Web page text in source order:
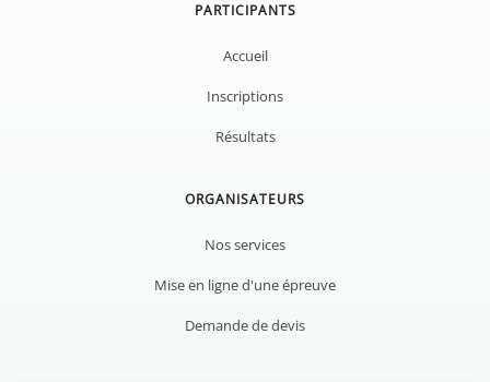
PARTICIPANTS
Accueil
Inscriptions
Résultats
ORGANISATEURS
Nos services
Mise en ligne d'une épreuve
Demande de devis